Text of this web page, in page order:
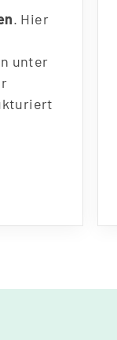
. Hier
unter